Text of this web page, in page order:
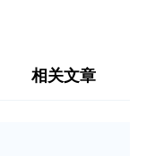
相关文章